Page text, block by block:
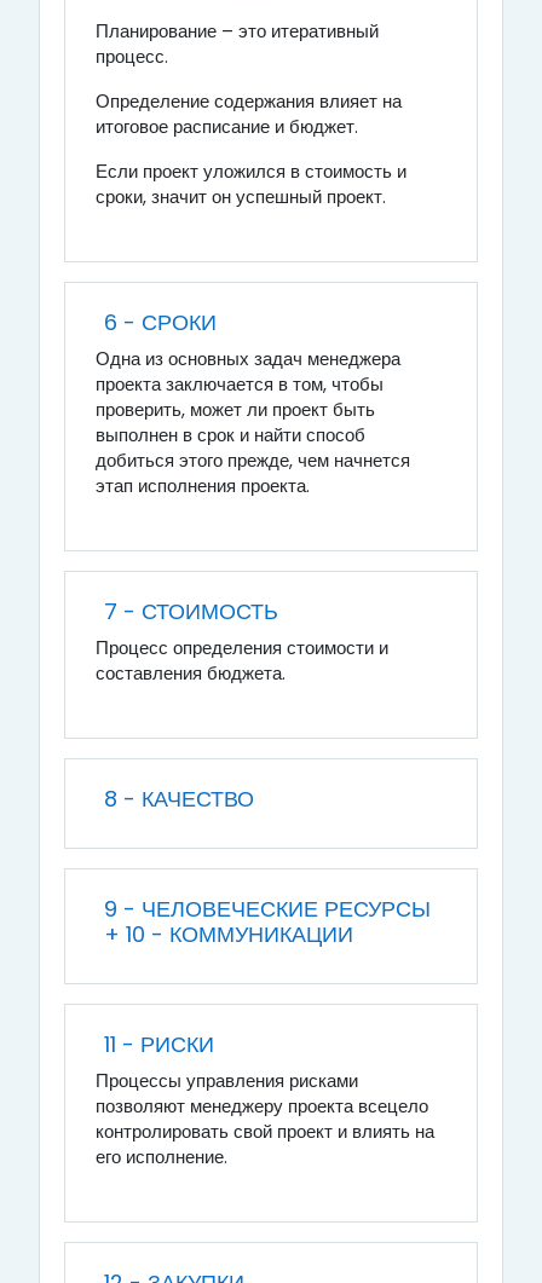
Планирование – это итеративный
процесс.
Определение содержания влияет на
итоговое расписание и бюджет.
Если проект уложился в стоимость и
сроки, значит он успешный проект.
6 - СРОКИ
Одна из основных задач менеджера
проекта заключается в том, чтобы
проверить, может ли проект быть
выполнен в срок и найти способ
добиться этого прежде, чем начнется
этап исполнения проекта.
7 - СТОИМОСТЬ
Процесс определения стоимости и
составления бюджета.
8 - КАЧЕСТВО
9 - ЧЕЛОВЕЧЕСКИЕ РЕСУРСЫ
+ 10 - КОММУНИКАЦИИ
11 - РИСКИ
Процессы управления рисками
позволяют менеджеру проекта всецело
контролировать свой проект и влиять на
его исполнение.